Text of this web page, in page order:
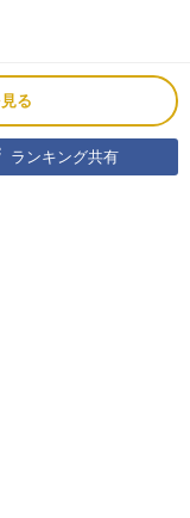
る
ランキング共有